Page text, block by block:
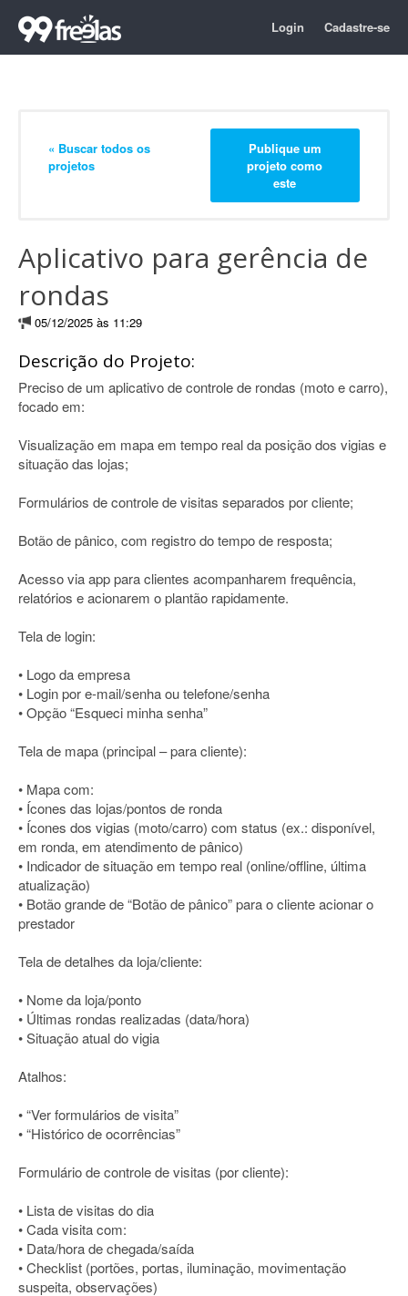
Login Cadastre-se
« Buscar todos os
projetos
Publique um
projeto como
este
Aplicativo para gerência de
rondas
05/12/2025 às 11:29
Descrição do Projeto:
Preciso de um aplicativo de controle de rondas (moto e carro),
focado em:
Visualização em mapa em tempo real da posição dos vigias e
situação das lojas;
Formulários de controle de visitas separados por cliente;
Botão de pânico, com registro do tempo de resposta;
Acesso via app para clientes acompanharem frequência,
relatórios e acionarem o plantão rapidamente.
Tela de login:
• Logo da empresa
• Login por e-mail/senha ou telefone/senha
• Opção “Esqueci minha senha”
Tela de mapa (principal – para cliente):
• Mapa com:
• Ícones das lojas/pontos de ronda
• Ícones dos vigias (moto/carro) com status (ex.: disponível,
em ronda, em atendimento de pânico)
• Indicador de situação em tempo real (online/offline, última
atualização)
• Botão grande de “Botão de pânico” para o cliente acionar o
prestador
Tela de detalhes da loja/cliente:
• Nome da loja/ponto
• Últimas rondas realizadas (data/hora)
• Situação atual do vigia
Atalhos:
• “Ver formulários de visita”
• “Histórico de ocorrências”
Formulário de controle de visitas (por cliente):
• Lista de visitas do dia
• Cada visita com:
• Data/hora de chegada/saída
• Checklist (portões, portas, iluminação, movimentação
suspeita, observações)